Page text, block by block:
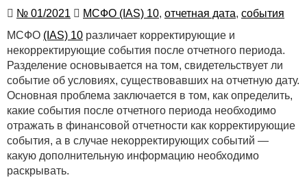
№ 01/2021
МСФО (IAS) 10, отчетная дата, события
МСФО (IAS) 10 различает корректирующие и
некорректирующие события после отчетного периода.
Разделение основывается на том, свидетельствует ли
событие об условиях, существовавших на отчетную дату.
Основная проблема заключается в том, как определить,
какие события после отчетного периода необходимо
отражать в финансовой отчетности как корректирующие
события, а в случае некорректирующих событий —
какую дополнительную информацию необходимо
раскрывать.